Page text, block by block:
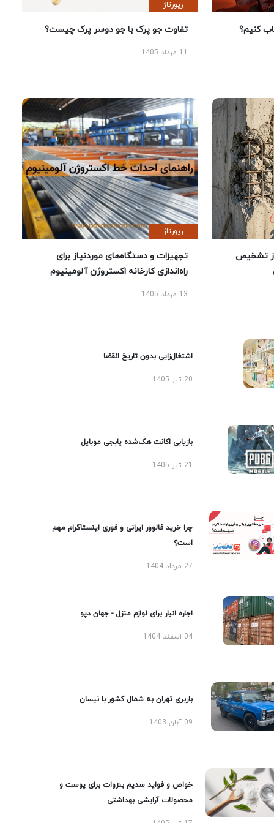
کنیم؟
رپورتاژ
تفاوت جو پرک با جو دوسر پرک چیست؟
تشخیص
رپورتاژ
تجهیزات و دستگاه‌های موردنیاز برای
راه‌اندازی کارخانه اکستروژن آلومینیوم
13 مرداد 1405
اشتغال‌زایی بدون تاریخ انقضا
20 تیر 1405
بازیابی اکانت هک‌شده پابجی موبایل
چرا خرید فالوور ایرانی و فوری اینستاگرام مهم
است؟
27 مرداد 1404
اجاره انبار برای لوازم منزل - جهان دپو
04 اسفند 1404
باربری تهران به شمال کشور با نیسان
09 آبان 1403
خواص و فواید سدیم بنزوات برای پوست و
محصولات آرایشی بهداشتی